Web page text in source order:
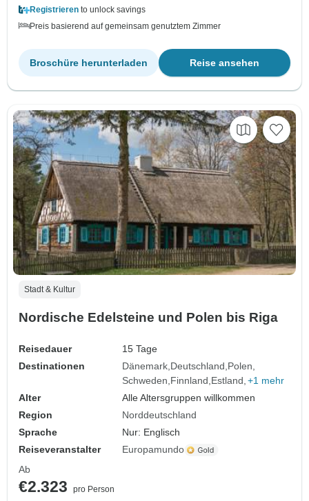
Registrieren to unlock savings
Preis basierend auf gemeinsam genutztem Zimmer
Reise ansehen
Broschüre herunterladen
Stadt & Kultur
Nordische Edelsteine und Polen bis Riga
Reisedauer
15 Tage
Destinationen
Dänemark Deutschland Polen
Schweden Finnland Estland +1 mehr
Alter
Alle Altersgruppen willkommen
Region
Norddeutschland
Sprache
Nur: Englisch
Reiseveranstalter
Europamundo
Ab
€2.323
pro Person